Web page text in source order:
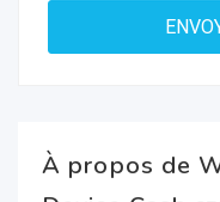
À propos de